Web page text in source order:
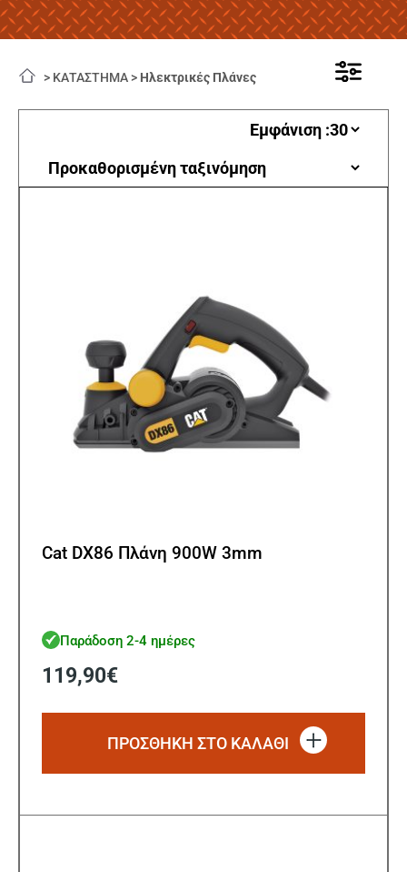
> ΚΑΤΑΣΤΗΜΑ > Ηλεκτρικές Πλάνες
Cat DX86 Πλάνη 900W 3mm
Παράδοση 2-4 ημέρες
119,90€
ΠΡΟΣΘΗΚΗ ΣΤΟ ΚΑΛΑΘΙ